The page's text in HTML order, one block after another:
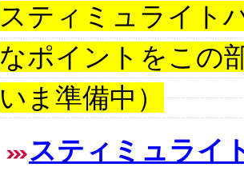
スティミュライト
なポイントをこの
いま準備中）
スティミュライ